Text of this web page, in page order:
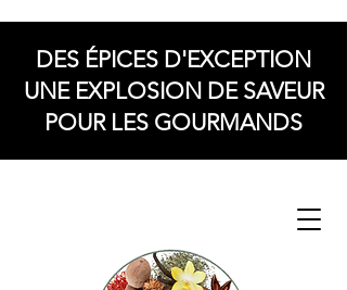
DES ÉPICES D'EXCEPTION
UNE EXPLOSION DE SAVEUR
POUR LES GOURMANDS